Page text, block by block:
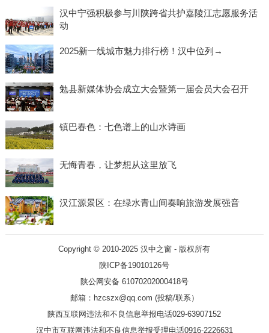
汉中宁强积极参与川陕跨省共护嘉陵江志愿服务活
动
2025新一线城市魅力排行榜！汉中位列→
勉县新媒体协会成立大会暨第一届会员大会召开
镇巴春色：七色谱上的山水诗画
无悔青春，让梦想从这里放飞
汉江源景区：在绿水青山间奏响旅游发展强音
Copyright © 2010-2025汉中之窗 - 版权所有
陕ICP备19010126号
陕公网安备 61070202000418号
邮箱：hzcszx@qq.com (投稿/联系）
陕西互联网违法和不良信息举报电话029-63907152
汉中市互联网违法和不良信息举报受理电话0916-2226631